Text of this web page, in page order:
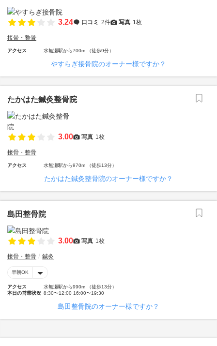
3.24 口コミ 2件 写真 1枚
接骨・整骨
アクセス 水無瀬駅から700m （徒歩9分）
やすらぎ接骨院のオーナー様ですか？
たかはた鍼灸整骨院
3.00 写真 1枚
接骨・整骨
アクセス 水無瀬駅から970m （徒歩13分）
たかはた鍼灸整骨院のオーナー様ですか？
島田整骨院
3.00 写真 1枚
接骨・整骨 鍼灸
早朝OK
アクセス
水無瀬駅から990m （徒歩13分）
本日の営業状況 8:30〜12:00 16:00〜19:30
島田整骨院のオーナー様ですか？